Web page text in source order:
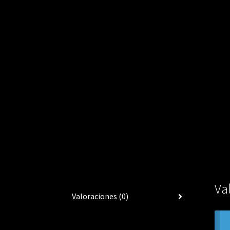
Valoraciones (0)